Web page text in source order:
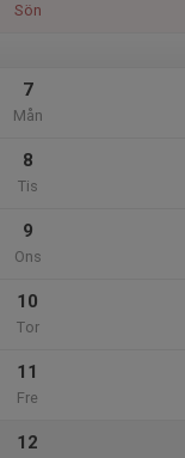
Sön
7
Mån
8
Tis
9
Ons
10
Tor
11
Fre
12